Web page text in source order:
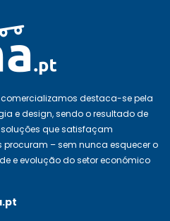
destaca-se pela
e design, sendo o resultado de
que satisfaçam
procuram – sem nunca esquecer o
e evolução do setor económico